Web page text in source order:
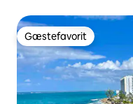
Gæstefavorit
Gæstefavorit